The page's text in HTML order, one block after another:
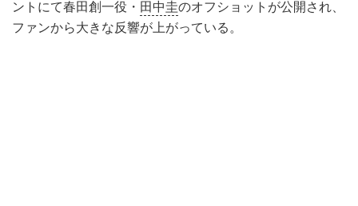
ントにて春田創一役・ 田中圭のオフショットが公開され、
ファンから大きな反響が上がっている。